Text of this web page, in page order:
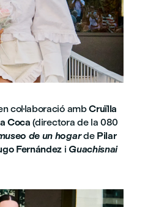
col·laboració ambCruïlla
Coca (directora de la 080
de un hogarde Pilar
Fernández i Guachisnai